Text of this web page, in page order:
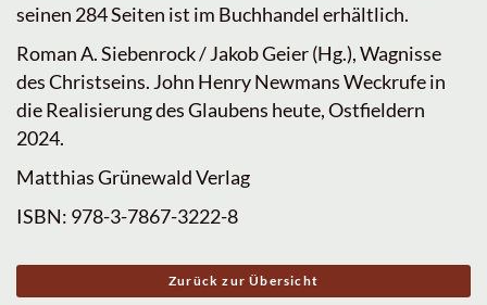
seinen 284 Seiten ist im Buchhandel erhältlich.
Roman A. Siebenrock / Jakob Geier (Hg.), Wagnisse
des Christseins. John Henry Newmans Weckrufe in
die Realisierung des Glaubens heute, Ostfieldern
2024.
Matthias Grünewald Verlag
ISBN: 978-3-7867-3222-8
Zurück zur Übersicht